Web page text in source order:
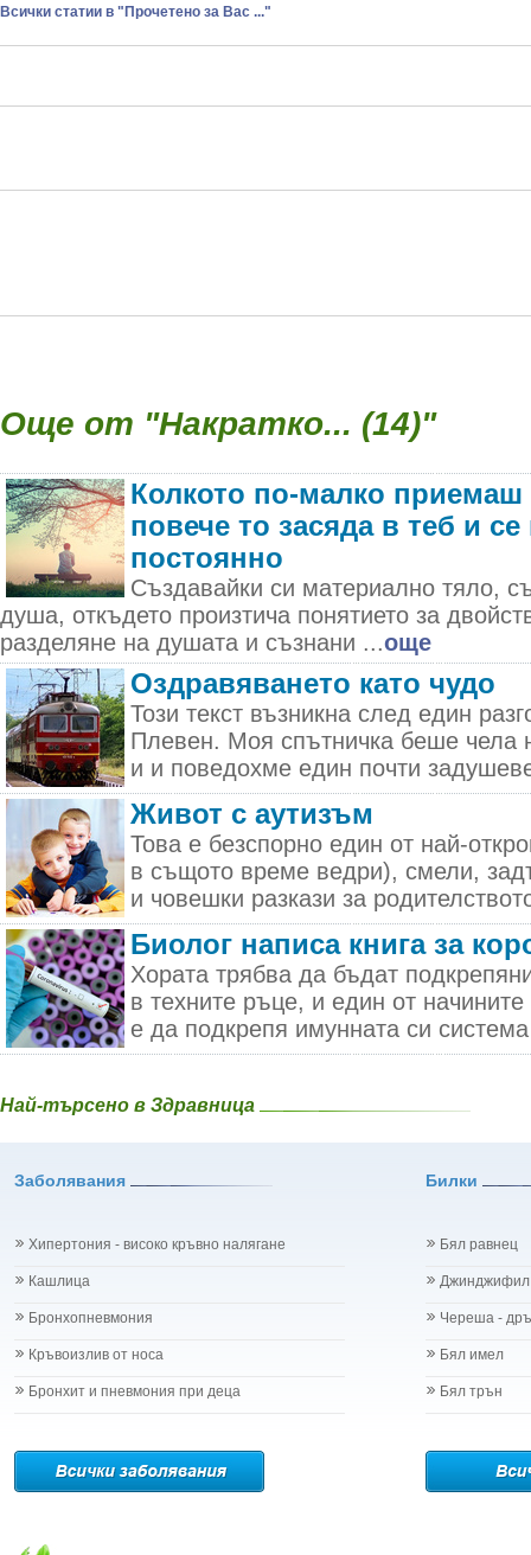
Всички статии в "Прочетено за Вас ..."
Още от "Накратко... (14)"
Колкото по-малко
повече то засяда в теб и
постоянно
Създавайки си материално тяло,
душа, откъдето произтича понятието за
разделяне на душата и съзнани ...още
Оздравяването като чудо
Този текст възникна след един
Плевен. Моя спътничка беше чела
и и поведохме един почти
Живот с аутизъм
Това е безспорно един от най-
в същото време ведри), смели,
и човешки разкази за
Биолог написа книга за
Хората трябва да бъдат
в техните ръце, и един от
е да подкрепя имунната си
Най-търсено в Здравница
Заболявания Билки
Хипертония - високо кръвно налягане
Кашлица
Бронхопневмония
Кръвоизлив от носа
Бронхит и пневмония при деца
Бял равнец
Джинджифил
Череша -
Бял имел
Бял трън